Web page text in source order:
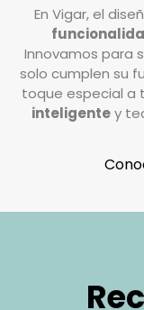
el coste de
cliente,
incompletos o
gastos de
nosotros.
sencilla posible.
Usar la caja
En Vigar, el
Innovamos para
solo cumplen su
toque especial a
inteligentey